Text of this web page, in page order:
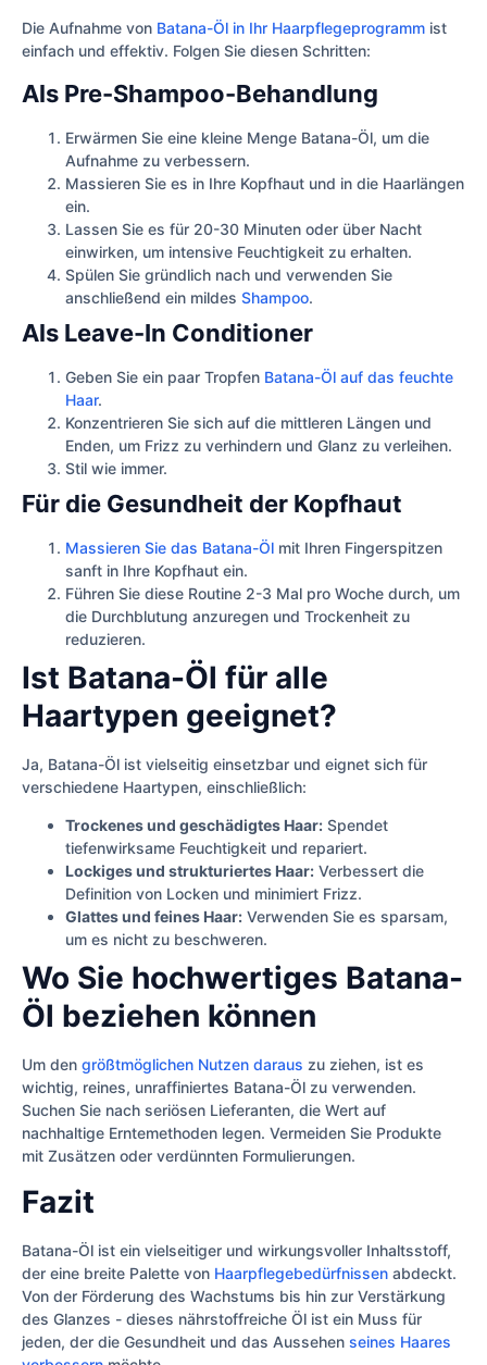
Die Aufnahme von Batana-Öl in Ihr Haarpflegeprogramm ist
einfach und effektiv. Folgen Sie diesen Schritten:
Als Pre-Shampoo-Behandlung
Erwärmen Sie eine kleine Menge Batana-Öl, um die
Aufnahme zu verbessern.
Massieren Sie es in Ihre Kopfhaut und in die Haarlängen
ein.
Lassen Sie es für 20-30 Minuten oder über Nacht
einwirken, um intensive Feuchtigkeit zu erhalten.
Spülen Sie gründlich nach und verwenden Sie
anschließend ein mildes Shampoo.
Als Leave-In Conditioner
Geben Sie ein paar Tropfen Batana-Öl auf das feuchte
Haar.
Konzentrieren Sie sich auf die mittleren Längen und
Enden, um Frizz zu verhindern und Glanz zu verleihen.
Stil wie immer.
Für die Gesundheit der Kopfhaut
Massieren Sie das Batana-Öl mit Ihren Fingerspitzen
sanft in Ihre Kopfhaut ein.
Führen Sie diese Routine 2-3 Mal pro Woche durch, um
die Durchblutung anzuregen und Trockenheit zu
reduzieren.
Ist Batana-Öl für alle
Haartypen geeignet?
Ja, Batana-Öl ist vielseitig einsetzbar und eignet sich für
verschiedene Haartypen, einschließlich:
Trockenes und geschädigtes Haar: Spendet
tiefenwirksame Feuchtigkeit und repariert.
Lockiges und strukturiertes Haar: Verbessert die
Definition von Locken und minimiert Frizz.
Glattes und feines Haar: Verwenden Sie es sparsam,
um es nicht zu beschweren.
Wo Sie hochwertiges Batana-
Öl beziehen können
Um den größtmöglichen Nutzen daraus zu ziehen, ist es
wichtig, reines, unraffiniertes Batana-Öl zu verwenden.
Suchen Sie nach seriösen Lieferanten, die Wert auf
nachhaltige Erntemethoden legen. Vermeiden Sie Produkte
mit Zusätzen oder verdünnten Formulierungen.
Fazit
Batana-Öl ist ein vielseitiger und wirkungsvoller Inhaltsstoff,
der eine breite Palette von Haarpflegebedürfnissen abdeckt.
Von der Förderung des Wachstums bis hin zur Verstärkung
des Glanzes - dieses nährstoffreiche Öl ist ein Muss für
jeden, der die Gesundheit und das Aussehen seines Haares